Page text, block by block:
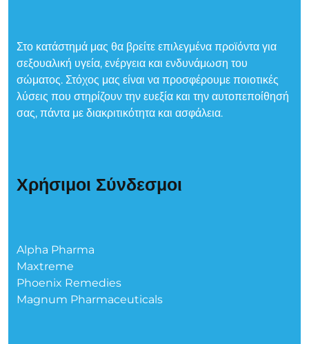
Στο κατάστημά μας θα βρείτε επιλεγμένα προϊόντα για
σεξουαλική υγεία, ενέργεια και ενδυνάμωση του
σώματος. Στόχος μας είναι να προσφέρουμε ποιοτικές
λύσεις που στηρίζουν την ευεξία και την αυτοπεποίθησή
σας, πάντα με διακριτικότητα και ασφάλεια.
Χρήσιμοι Σύνδεσμοι
Alpha Pharma
Maxtreme
Phoenix Remedies
Magnum Pharmaceuticals